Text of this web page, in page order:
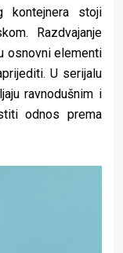
kontejnera stoji
Razdvajanje
osnovni elementi
U serijalu
ravnodušnim i
odnos prema